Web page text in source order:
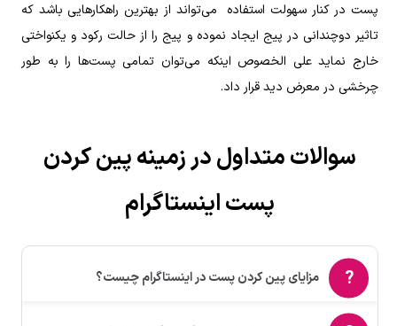
پست در کنار سهولت استفاده می‌تواند از بهترین راهکار‌هایی باشد که
تاثیر دوچندانی در پیج ایجاد نموده و پیج را از حالت رکود و یکنواختی
خارج نماید علی الخصوص اینکه می‌توان تمامی پست‌ها را به طور
چرخشی در معرض دید قرار داد.
سوالات متداول در زمینه پین کردن
پست اینستاگرام
مزایای پین کردن پست در اینستاگرام چیست؟